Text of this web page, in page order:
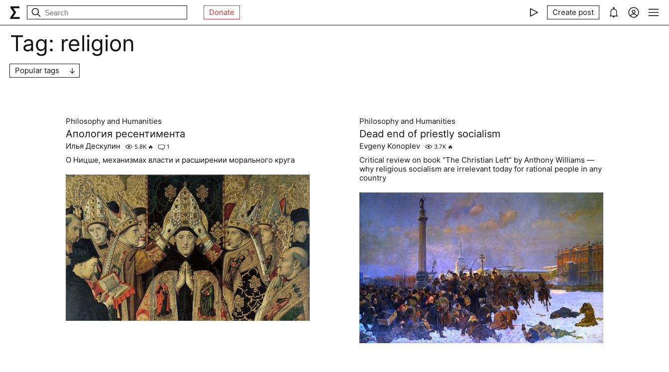
Donate Create post
Tag: religion
Popular tags
Philosophy and Humanities
Апология ресентимента
Илья Дескулин 5.8K 🔥 1
О Ницше, механизмах власти и расширении морального круга
Philosophy and Humanities
Dead end of priestly socialism
Evgeny Konoplev 3.7K 🔥
Critical review on book “The Christian Left” by Anthony Williams —
why religious socialism are irrelevant today for rational people in any
country